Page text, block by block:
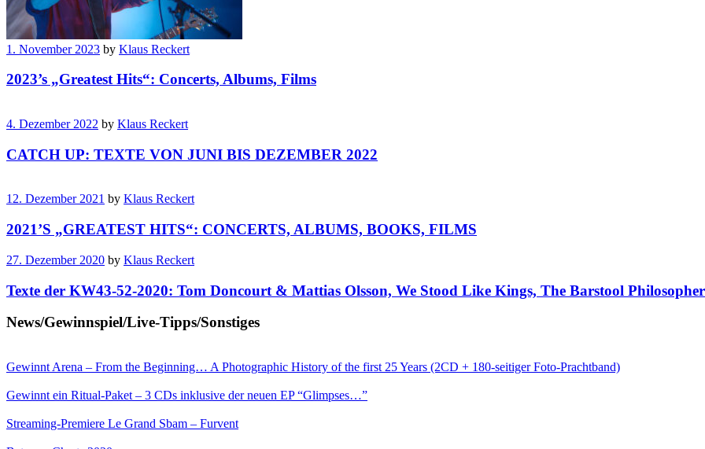
1. November 2023 by Klaus Reckert
2023’s „Greatest Hits“: Concerts, Albums, Films
4. Dezember 2022 by Klaus Reckert
CATCH UP: TEXTE VON JUNI BIS DEZEMBER 2022
12. Dezember 2021 by Klaus Reckert
2021’S „GREATEST HITS“: CONCERTS, ALBUMS, BOOKS, FILMS
27. Dezember 2020 by Klaus Reckert
Texte der KW43-52-2020: Tom Doncourt & Mattias Olsson, We Stood Like Kings, The Barstool
News/Gewinnspiel/Live-Tipps/Sonstiges
Gewinnt Arena – From the Beginning… A Photographic History of the first 25 Years (2CD + 180-seitiger Foto-Prachtband)
Gewinnt ein Ritual-Paket – 3 CDs inklusive der neuen EP “Glimpses…”
Streaming-Premiere Le Grand Sbam – Furvent